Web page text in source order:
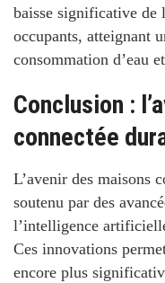
baisse significative de
occupants, atteignant
consommation d’eau
Conclusion :
connectée
L’avenir des maisons
soutenu par des
l’intelligence
Ces innovations
encore plus